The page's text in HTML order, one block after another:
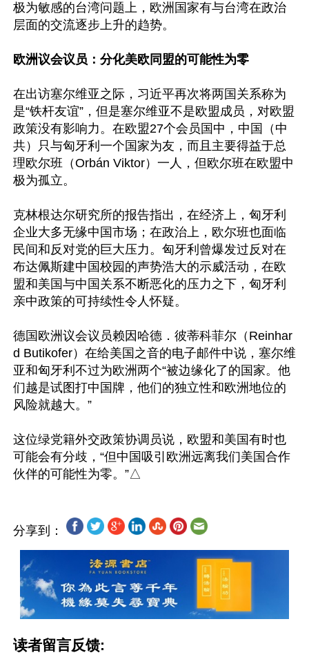
极为敏感的台湾问题上，欧洲国家有与台湾在政治
层面的交流逐步上升的趋势。
欧洲议会议员：分化美欧同盟的可能性为零
在出访塞尔维亚之际，习近平再次将两国关系称为
是“铁杆友谊”，但是塞尔维亚不是欧盟成员，对欧盟
政策没有影响力。在欧盟27个会员国中，中国（中
共）只与匈牙利一个国家为友，而且主要得益于总
理欧尔班（Orbán Viktor）一人，但欧尔班在欧盟中
极为孤立。
克林根达尔研究所的报告指出，在经济上，匈牙利
企业大多无缘中国市场；在政治上，欧尔班也面临
民间和反对党的巨大压力。匈牙利曾爆发过反对在
布达佩斯建中国校园的声势浩大的示威活动，在欧
盟和美国与中国关系不断恶化的压力之下，匈牙利
亲中政策的可持续性令人怀疑。
德国欧洲议会议员赖因哈德．彼蒂科菲尔（Reinhar
d Butikofer）在给美国之音的电子邮件中说，塞尔维
亚和匈牙利不过为欧洲两个“被边缘化了的国家。他
们越是试图打中国牌，他们的独立性和欧洲地位的
风险就越大。”
这位绿党籍外交政策协调员说，欧盟和美国有时也
可能会有分歧，“但中国吸引欧洲远离我们美国合作
分享到：
读者留言反馈: